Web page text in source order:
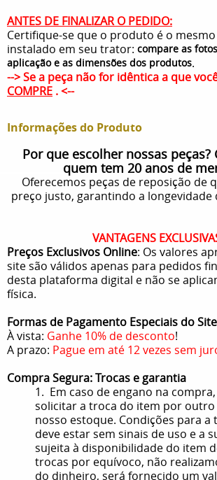
ANTES DE FINALIZAR O PEDIDO:
Certifique-se que o produto é o
instalado em seu trator: compare as
aplicação e as dimensões dos produtos.
--> Se a peça não for idêntica a que
COMPRE . <--
Informações do Produto
Por que escolher nossas peças?
quem tem 20 anos de
Oferecemos peças de reposição de
preço justo, garantindo a longevidade
VANTAGENS
Preços Exclusivos Online: Os valores
site são válidos apenas para pedidos
desta plataforma digital e não se
física.
Formas de Pagamento Especiais do Site
À vista: Ganhe 10% de desconto!
A prazo: Pague em até 12 vezes sem
Compra Segura: Trocas e garantia
1. Em caso de engano na
solicitar a troca do item por
nosso estoque. Condições para
deve estar sem sinais de uso e a
sujeita à disponibilidade do item
trocas por equívoco, não
do dinheiro, será fornecido um